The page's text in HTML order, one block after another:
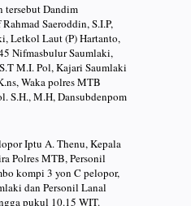
tersebut Dandim
Saeroddin, S.I.P,
Letkol Laut (P) Hartanto,
Nifmasbulur Saumlaki,
M.I. Pol, Kajari Saumlaki
Waka polres MTB
S.H., M.H, Dansubdenpom
Iptu A. Thenu, Kepala
Polres MTB, Personil
kompi 3 yon C pelopor,
dan Personil Lanal
pukul 10.15 WIT.